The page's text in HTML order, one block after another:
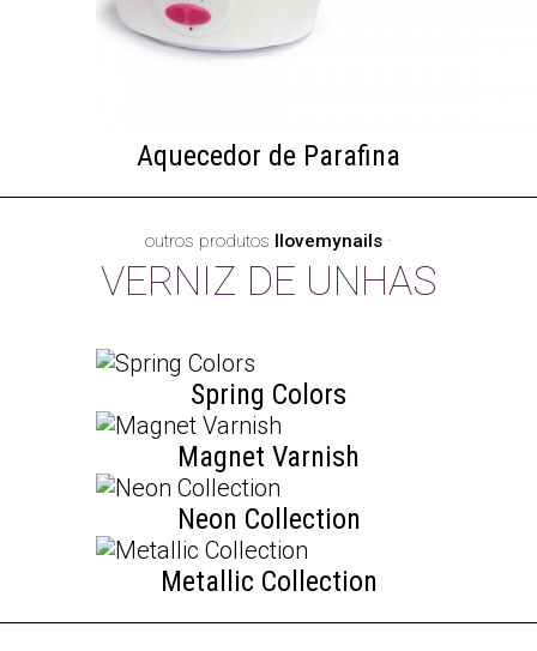
Aquecedor de Parafina
outros produtos Ilovemynails ·
VERNIZ DE UNHAS
Spring Colors
Magnet Varnish
Neon Collection
Metallic Collection